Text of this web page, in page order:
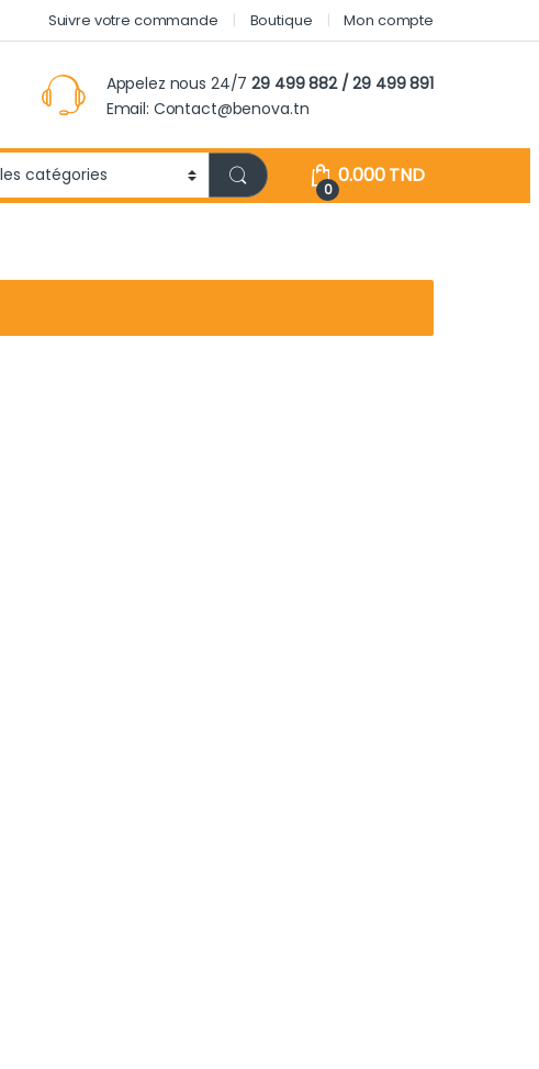
Suivre votre commande Boutique Mon compte
Appelez nous 24/729 499 882 / 29 499 891
Email: Contact@benova.tn
0
0.000TND